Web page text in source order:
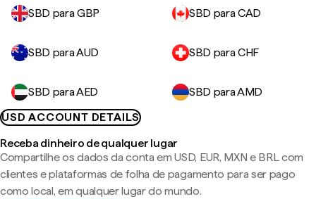
SBD para GBP SBD para CAD
SBD para AUD SBD para CHF
SBD para AED
SBD para AMD
USD ACCOUNT DETAILS
Receba dinheiro de qualquer lugar
Compartilhe os dados da conta em USD, EUR, MXN e BRL com
clientes e plataformas de folha de pagamento para ser pago
como local, em qualquer lugar do mundo.